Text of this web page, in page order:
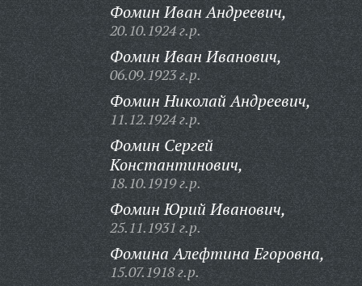
Фомин Иван Андреевич,
20.10.1924 г.р.
Фомин Иван Иванович,
06.09.1923 г.р.
Фомин Николай Андреевич,
11.12.1924 г.р.
Фомин Сергей
Константинович,
18.10.1919 г.р.
Фомин Юрий Иванович,
25.11.1931 г.р.
Фомина Алефтина Егоровна,
15.07.1918 г.р.